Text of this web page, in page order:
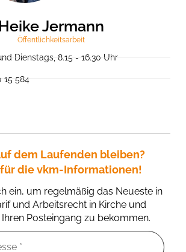
Heike Jermann
Öffentlichkeitsarbeit
Dienstags, 8.15 - 16.30 Uhr
15 584
dem Laufenden bleiben?
für die vkm-Informationen!
ein, um regelmäßig das Neueste in
und Arbeitsrecht in Kirche und
Ihren Posteingang zu bekommen.